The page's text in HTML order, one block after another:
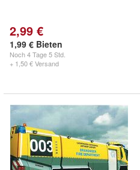
2,99 €
1,99 € Bieten
Noch4 Tage 5 Std.
+ 1,50 € Versand